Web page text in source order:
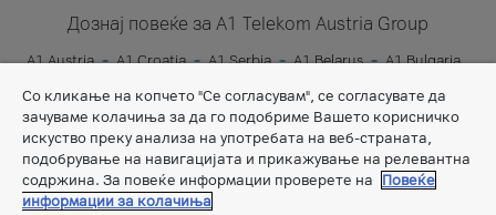
Дознај повеќе за A1 Telekom Austria Group
A1 Austria A1 Croatia A1 Serbia A1 Belarus
A1 Bulgaria
A1 Slovenia
A1 Digital
Со кликање на копчето "Се согласувам", се согласувате да
зачуваме колачиња за да го подобриме Вашето корисничко
искуство преку анализа на употребата на веб-страната,
подобрување на навигацијата и прикажување на релевантна
содржина. За повеќе информации проверете на
Повеќе
информации за колачиња